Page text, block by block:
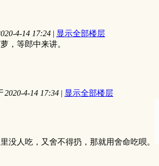
4-14 17:24 | 显示全部楼层
，等郎中来讲。
2020-4-14 17:34 | 显示全部楼层
没人吃，又舍不得扔，那就用舍命吃呗。